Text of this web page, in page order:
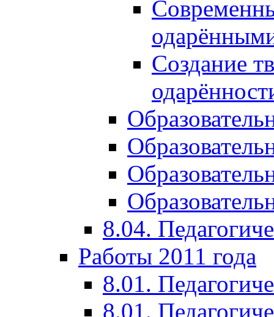
Создание
8.04.
Работы 2011 года
8.01.
8.01.